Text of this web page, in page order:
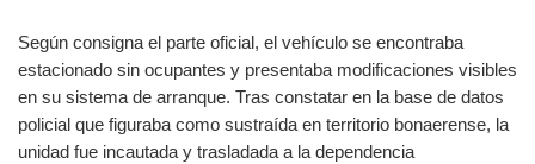
Según consigna el parte oficial, el vehículo se encontraba
estacionado sin ocupantes y presentaba modificaciones visibles
en su sistema de arranque. Tras constatar en la base de datos
policial que figuraba como sustraída en territorio bonaerense, la
unidad fue incautada y trasladada a la dependencia